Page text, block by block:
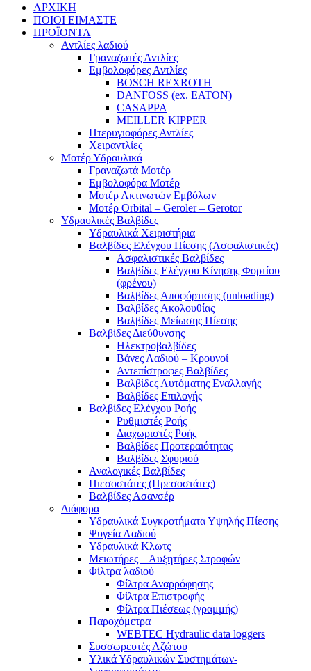
ΑΡΧΙΚΗ
ΠΟΙΟΙ ΕΙΜΑΣΤΕ
ΠΡΟΪΟΝΤΑ
Αντλίες λαδιού
Γραναζωτές Αντλίες
Εμβολοφόρες Αντλίες
BOSCH REXROTH
DANFOSS (ex. EATON)
CASAPPA
MEILLER KIPPER
Πτερυγιοφόρες Αντλίες
Χειραντλίες
Μοτέρ Υδραυλικά
Γραναζωτά Μοτέρ
Εμβολοφόρα Μοτέρ
Μοτέρ Ακτινωτών Εμβόλων
Μοτέρ Orbital – Geroler – Gerotor
Υδραυλικές Βαλβίδες
Υδραυλικά Χειριστήρια
Βαλβίδες Ελέγχου Πίεσης (Ασφαλιστικές)
Ασφαλιστικές Βαλβίδες
Βαλβίδες Ελέγχου Κίνησης Φορτίου
(φρένου)
Βαλβίδες Αποφόρτισης (unloading)
Βαλβίδες Ακολουθίας
Βαλβίδες Μείωσης Πίεσης
Βαλβίδες Διεύθυνσης
Ηλεκτροβαλβίδες
Βάνες Λαδιού – Κρουνοί
Αντεπίστροφες Βαλβίδες
Βαλβίδες Αυτόματης Εναλλαγής
Βαλβίδες Επιλογής
Βαλβίδες Ελέγχου Ροής
Ρυθμιστές Ροής
Διαχωριστές Ροής
Βαλβίδες Προτεραιότητας
Βαλβίδες Σφυριού
Αναλογικές Βαλβίδες
Πιεσοστάτες (Πρεσοστάτες)
Βαλβίδες Ασανσέρ
Διάφορα
Υδραυλικά Συγκροτήματα Υψηλής Πίεσης
Ψυγεία Λαδιού
Υδραυλικά Κλωτς
Μειωτήρες – Αυξητήρες Στροφών
Φίλτρα λαδιού
Φίλτρα Αναρρόφησης
Φίλτρα Επιστροφής
Φίλτρα Πιέσεως (γραμμής)
Παροχόμετρα
WEBTEC Hydraulic data loggers
Συσσωρευτές Αζώτου
Υλικά Υδραυλικών Συστημάτων-